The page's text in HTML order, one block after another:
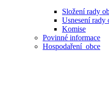
Složení rady
Usnesení rady
Komise
Povinné informace
Hospodaření obce